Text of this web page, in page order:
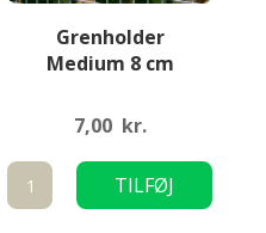
Dette
Grenholder
Medium 8 cm
7,00 kr.
Grenholder
Medium
TILFØJ
TIL KURV